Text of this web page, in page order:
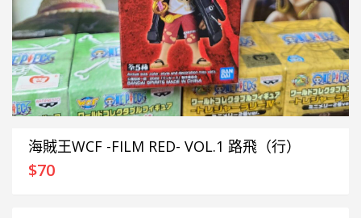
海賊王WCF -FILM RED- VOL.1 路飛（行）
$70